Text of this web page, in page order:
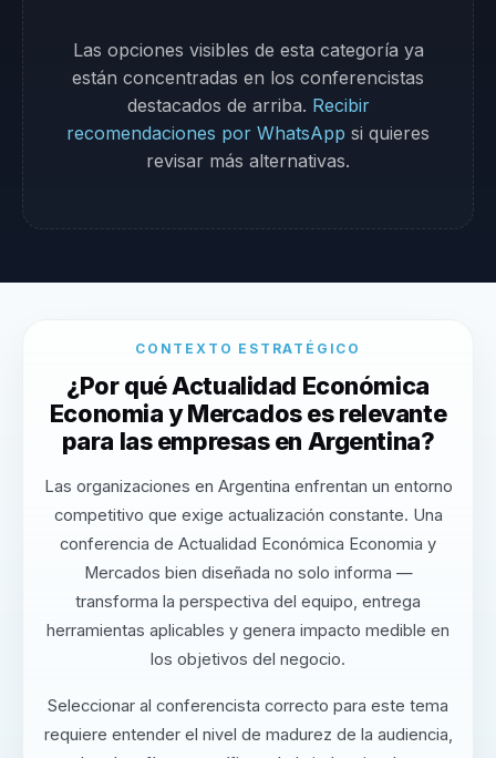
Las opciones visibles de esta categoría ya
están concentradas en los conferencistas
destacados de arriba. Recibir
recomendaciones por WhatsApp si quieres
revisar más alternativas.
CONTEXTO ESTRATÉGICO
¿Por qué Actualidad Económica
Economia y Mercados es relevante
para las empresas en Argentina?
Las organizaciones en Argentina enfrentan un entorno
competitivo que exige actualización constante. Una
conferencia de Actualidad Económica Economia y
Mercados bien diseñada no solo informa —
transforma la perspectiva del equipo, entrega
herramientas aplicables y genera impacto medible en
los objetivos del negocio.
Seleccionar al conferencista correcto para este tema
requiere entender el nivel de madurez de la audiencia,